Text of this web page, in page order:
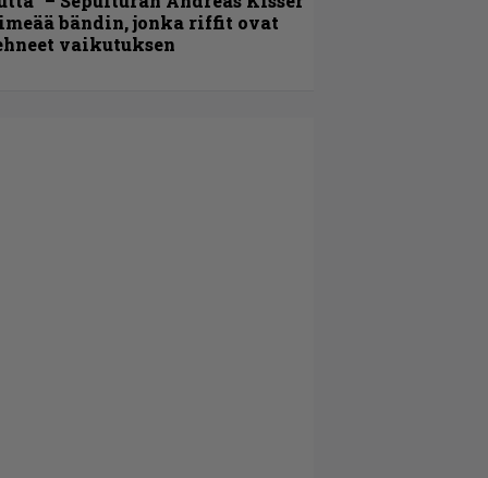
bändin, jonka riffit ovat
vaikutuksen